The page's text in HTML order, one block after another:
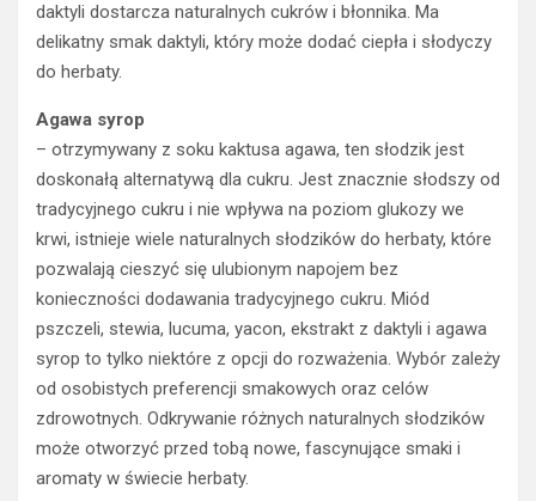
daktyli dostarcza naturalnych cukrów i błonnika. Ma
delikatny smak daktyli, który może dodać ciepła i słodyczy
do herbaty.
Agawa syrop
– otrzymywany z soku kaktusa agawa, ten słodzik jest
doskonałą alternatywą dla cukru. Jest znacznie słodszy od
tradycyjnego cukru i nie wpływa na poziom glukozy we
krwi, istnieje wiele naturalnych słodzików do herbaty, które
pozwalają cieszyć się ulubionym napojem bez
konieczności dodawania tradycyjnego cukru. Miód
pszczeli, stewia, lucuma, yacon, ekstrakt z daktyli i agawa
syrop to tylko niektóre z opcji do rozważenia. Wybór zależy
od osobistych preferencji smakowych oraz celów
zdrowotnych. Odkrywanie różnych naturalnych słodzików
może otworzyć przed tobą nowe, fascynujące smaki i
aromaty w świecie herbaty.